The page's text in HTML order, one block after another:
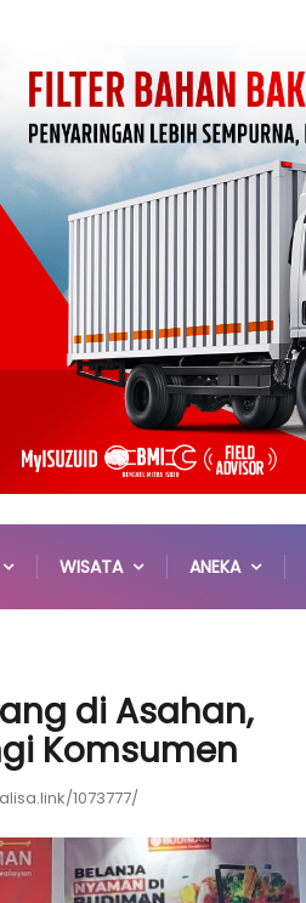
WISATA ANEKA
di Asahan,
Komsumen
1073777/